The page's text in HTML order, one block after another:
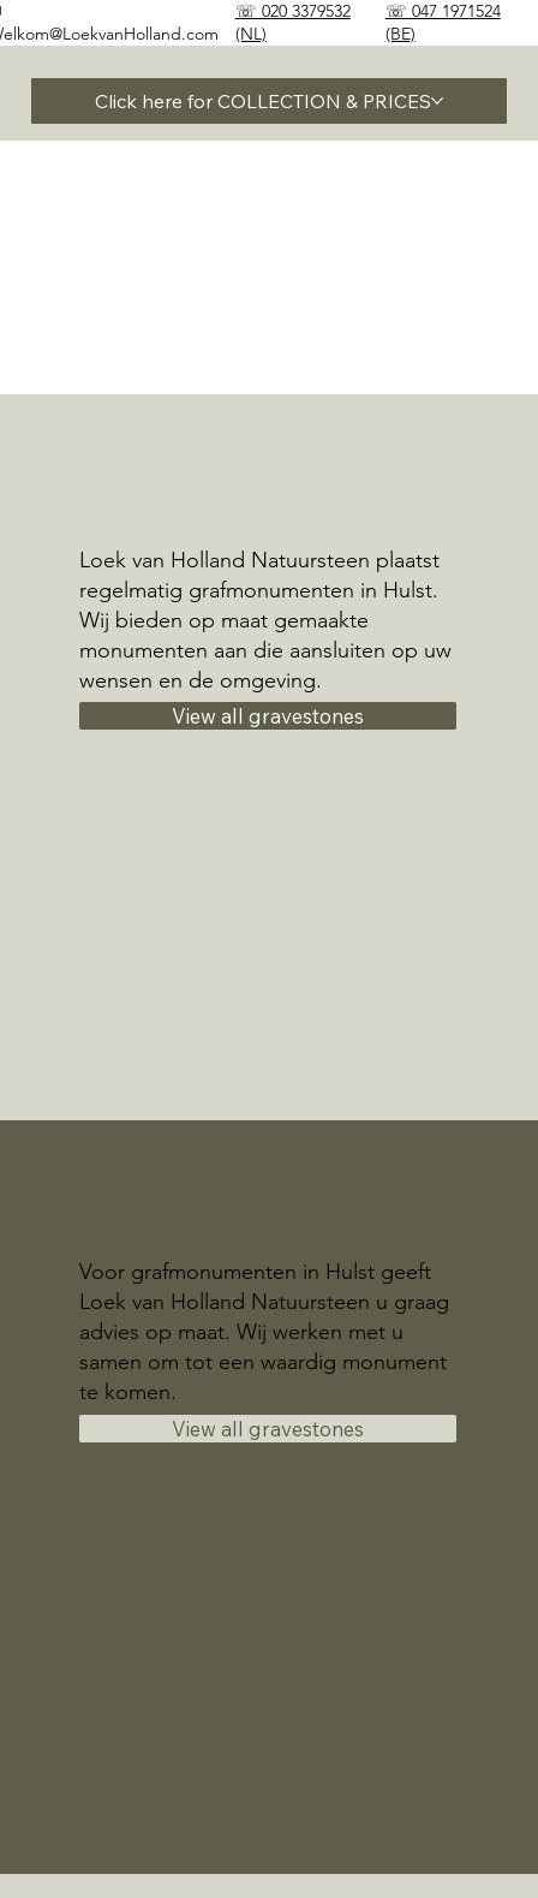
☏ 020 3379532
(NL)
☏ 047 1971524
(BE)
Click here for COLLECTION & PRICES
Loek van Holland Natuursteen plaatst
regelmatig grafmonumenten in Hulst.
Wij bieden op maat gemaakte
monumenten aan die aansluiten op uw
wensen en de omgeving.
View all gravestones
Voor grafmonumenten in Hulst geeft
Loek van Holland Natuursteen u graag
advies op maat. Wij werken met u
samen om tot een waardig monument
te komen.
View all gravestones